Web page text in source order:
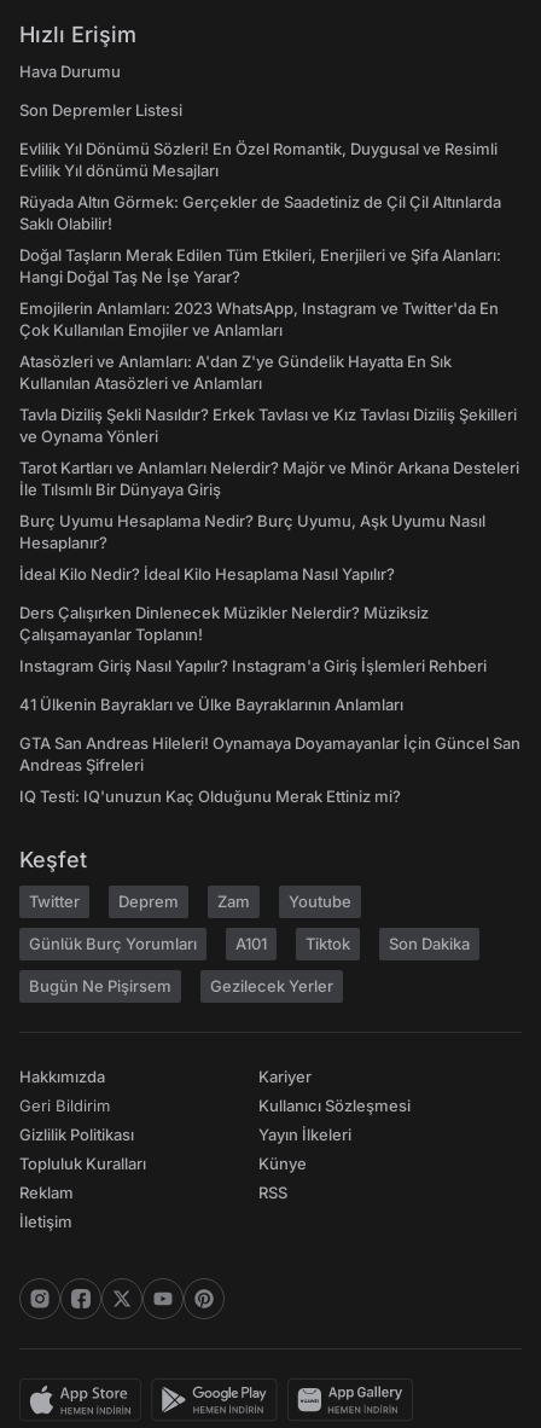
Hızlı Erişim
Hava Durumu
Son Depremler Listesi
Evlilik Yıl Dönümü Sözleri! En Özel Romantik, Duygusal ve Resimli
Evlilik Yıl dönümü Mesajları
Rüyada Altın Görmek: Gerçekler de Saadetiniz de Çil Çil Altınlarda
Saklı Olabilir!
Doğal Taşların Merak Edilen Tüm Etkileri, Enerjileri ve Şifa Alanları:
Hangi Doğal Taş Ne İşe Yarar?
Emojilerin Anlamları: 2023 WhatsApp, Instagram ve Twitter'da En
Çok Kullanılan Emojiler ve Anlamları
Atasözleri ve Anlamları: A'dan Z'ye Gündelik Hayatta En Sık
Kullanılan Atasözleri ve Anlamları
Tavla Diziliş Şekli Nasıldır? Erkek Tavlası ve Kız Tavlası Diziliş Şekilleri
ve Oynama Yönleri
Tarot Kartları ve Anlamları Nelerdir? Majör ve Minör Arkana Desteleri
İle Tılsımlı Bir Dünyaya Giriş
Burç Uyumu Hesaplama Nedir? Burç Uyumu, Aşk Uyumu Nasıl
Hesaplanır?
İdeal Kilo Nedir? İdeal Kilo Hesaplama Nasıl Yapılır?
Ders Çalışırken Dinlenecek Müzikler Nelerdir? Müziksiz
Çalışamayanlar Toplanın!
Instagram Giriş Nasıl Yapılır? Instagram'a Giriş İşlemleri Rehberi
41 Ülkenin Bayrakları ve Ülke Bayraklarının Anlamları
GTA San Andreas Hileleri! Oynamaya Doyamayanlar İçin Güncel San
Andreas Şifreleri
IQ Testi: IQ'unuzun Kaç Olduğunu Merak Ettiniz mi?
Keşfet
Twitter Deprem Zam Youtube
Günlük Burç Yorumları A101 Tiktok Son Dakika
Bugün Ne Pişirsem Gezilecek Yerler
Hakkımızda
Geri Bildirim
Gizlilik Politikası
Topluluk Kuralları
Reklam
İletişim
Kariyer
Kullanıcı Sözleşmesi
Yayın İlkeleri
Künye
RSS